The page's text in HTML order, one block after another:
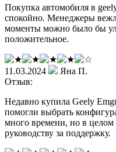
Покупка автомобиля в
спокойно. Менеджеры
моменты можно было бы
положительное.
11.03.2024
Яна П.
Отзыв:
Недавно купила Geely
помогли выбрать
много времени, но в
руководству за поддержку.